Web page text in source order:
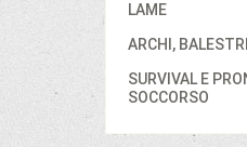
LAME
ARCHI,
SURVIVAL E
SOCCORSO